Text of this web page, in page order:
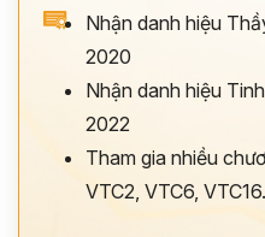
Nhận danh hiệu
2020
Nhận danh hiệu
2022
Tham gia nhiều
VTC2, VTC6,